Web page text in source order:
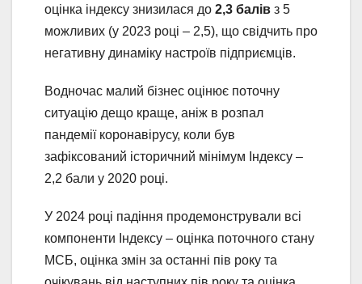
оцінка індексу знизилася до 2,3 балів з 5
можливих (у 2023 році – 2,5), що свідчить про
негативну динаміку настроїв підприємців.
Водночас малий бізнес оцінює поточну
ситуацію дещо краще, аніж в розпал
пандемії коронавірусу, коли був
зафіксований історичний мінімум Індексу –
2,2 бали у 2020 році.
У 2024 році падіння продемонстрували всі
компоненти Індексу – оцінка поточного стану
МСБ, оцінка змін за останні пів року та